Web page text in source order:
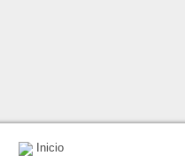
Inicio